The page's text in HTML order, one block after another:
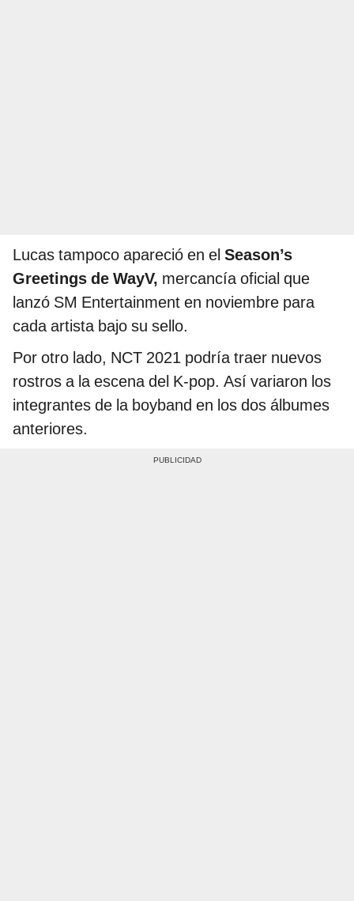
Lucas tampoco apareció en el Season’s
Greetings de WayV, mercancía oficial que
lanzó SM Entertainment en noviembre para
cada artista bajo su sello.
Por otro lado, NCT 2021 podría traer nuevos
rostros a la escena del K-pop. Así variaron los
integrantes de la boyband en los dos álbumes
anteriores.